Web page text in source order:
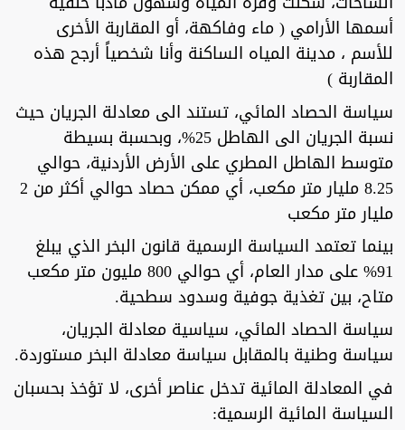
أسمها الأرامي ( ماء وفاكهة، أو المقاربة الأخرى
للأسم ، مدينة المياه الساكنة وأنا شخصياً أرجح هذه
المقاربة )
سياسة الحصاد المائي، تستند الى معادلة الجريان حيث
نسبة الجريان الى الهاطل 25%، وبحسبة بسيطة
متوسط الهاطل المطري على الأرض الأردنية، حوالي
8.25 مليار متر مكعب، أي ممكن حصاد حوالي أكثر من 2
مليار متر مكعب
بينما تعتمد السياسة الرسمية قانون البخر الذي يبلغ
91% على مدار العام، أي حوالي 800 مليون متر مكعب
متاح، بين تغذية جوفية وسدود سطحية.
سياسة الحصاد المائي، سياسية معادلة الجريان،
سياسة وطنية بالمقابل سياسة معادلة البخر مستوردة.
في المعادلة المائية تدخل عناصر أخرى، لا تؤخذ بحسبان
السياسة المائية الرسمية: